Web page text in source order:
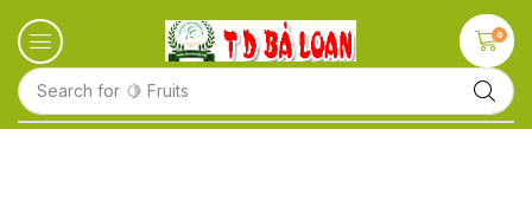
Search for 🥛 Milk
0